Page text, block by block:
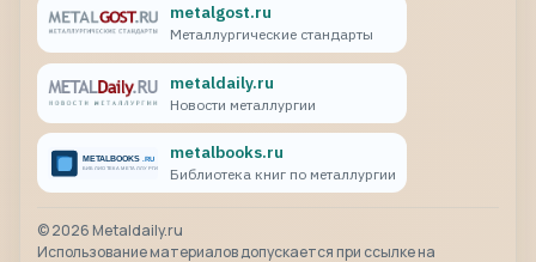
metalgost.ru
Металлургические стандарты
metaldaily.ru
Новости металлургии
metalbooks.ru
Библиотека книг по металлургии
©2026 Metaldaily.ru
Использование материалов допускается при ссылке на